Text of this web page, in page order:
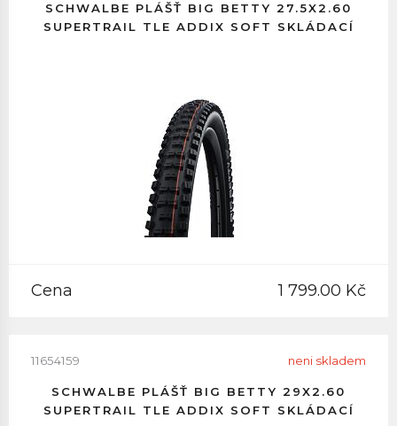
SCHWALBE PLÁŠŤ BIG BETTY 27.5X2.60
SUPERTRAIL TLE ADDIX SOFT SKLÁDACÍ
Cena 1 799.00 Kč
11654159 neni skladem
SCHWALBE PLÁŠŤ BIG BETTY 29X2.60
SUPERTRAIL TLE ADDIX SOFT SKLÁDACÍ